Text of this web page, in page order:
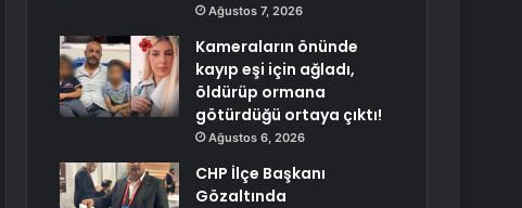
Ağustos 7, 2026
Kameraların önünde
kayıp eşi için ağladı,
öldürüp ormana
götürdüğü ortaya çıktı!
Ağustos 6, 2026
CHP İlçe Başkanı
Gözaltında